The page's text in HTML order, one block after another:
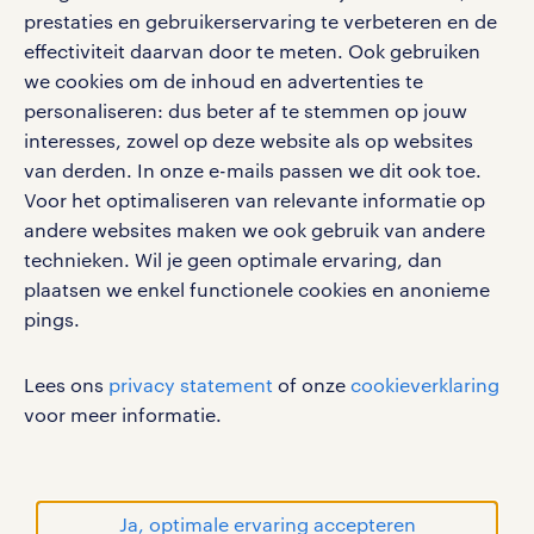
prestaties en gebruikerservaring te verbeteren en de
effectiviteit daarvan door te meten. Ook gebruiken
we cookies om de inhoud en advertenties te
personaliseren: dus beter af te stemmen op jouw
interesses, zowel op deze website als op websites
van derden. In onze e-mails passen we dit ook toe.
Voor het optimaliseren van relevante informatie op
andere websites maken we ook gebruik van andere
technieken. Wil je geen optimale ervaring, dan
plaatsen we enkel functionele cookies en anonieme
pings.
Lees ons privacy statement of onze cookieverklaring
voor meer informatie.
Ja, optimale ervaring accepteren
social media
Volg ons voor de leukste content omtrent
vacatures, solliciteren en inspiratie.
werken bij randstad
gebruikersvoorwaarden
privacystatement
cookies
handelsmerken van Randstad N.V.